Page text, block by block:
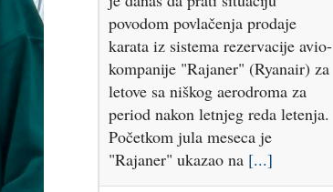
povodom povlačenja prodaje
karata iz sistema rezervacije avio-
kompanije "Rajaner" (Ryanair) za
letove sa niškog aerodroma za
period nakon letnjeg reda letenja.
Početkom jula meseca je
"Rajaner" ukazao na [...]